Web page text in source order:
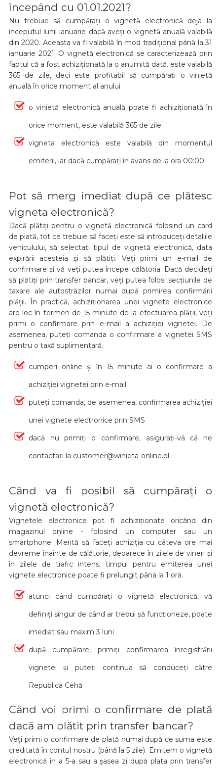
începând cu 01.01.2021?
Nu trebuie să cumpărați o vignetă electronică deja la
începutul lunii ianuarie dacă aveți o vignetă anuală valabilă
din 2020. Aceasta va fi valabilă în mod tradițional până la 31
ianuarie 2021. O vignetă electronică se caracterizează prin
faptul că a fost achiziționată la o anumită dată. este valabilă
365 de zile, deci este profitabil să cumpărați o vinietă
anuală în orice moment al anului.
o vinietă electronică anuală poate fi achiziționată în
orice moment, este valabilă 365 de zile
vigneta electronică este valabilă din momentul
emiterii, iar dacă cumpărați în avans de la ora 00:00
Pot să merg imediat după ce plătesc
vigneta electronică?
Dacă plătiți pentru o vignetă electronică folosind un card
de plată, tot ce trebuie să faceți este să introduceți detaliile
vehiculului, să selectați tipul de vignetă electronică, data
expirării acesteia și să plătiți. Veți primi un e-mail de
confirmare și vă veți putea începe călătoria. Dacă decideți
să plătiți prin transfer bancar, veți putea folosi secțiunile de
taxare ale autostrăzilor numai după primirea confirmării
plății. În practică, achiziționarea unei vignete electronice
are loc în termen de 15 minute de la efectuarea plății, veți
primi o confirmare prin e-mail a achiziției vignetei. De
asemenea, puteți comanda o confirmare a vignetei SMS
pentru o taxă suplimentară.
cumperi online și în 15 minute ai o confirmare a
achiziției vignetei prin e-mail
puteți comanda, de asemenea, confirmarea achiziției
unei vignete electronice prin SMS
dacă nu primiți o confirmare, asigurați-vă că ne
contactați la customer@winieta-online.pl
Când va fi posibil să cumpărați o
vignetă electronică?
Vignetele electronice pot fi achiziționate oricând din
magazinul online - folosind un computer sau un
smartphone. Merită să faceți achiziția cu câteva ore mai
devreme înainte de călătorie, deoarece în zilele de vineri și
în zilele de trafic intens, timpul pentru emiterea unei
vignete electronice poate fi prelungit până la 1 oră.
atunci când cumpărați o vignetă electronică, vă
definiți singur de când ar trebui să funcționeze, poate
imediat sau maxim 3 luni
după cumpărare, primiți confirmarea înregistrării
vignetei și puteți continua să conduceți către
Republica Cehă
Când voi primi o confirmare de plată
dacă am plătit prin transfer bancar?
Veți primi o confirmare de plată numai după ce suma este
creditată în contul nostru (până la 5 zile). Emitem o vignetă
electronică în a 5-a sau a șasea zi după plata prin transfer